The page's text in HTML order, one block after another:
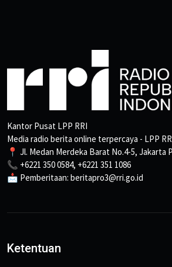
Kantor Pusat LPP RRI
Media radio berita online terpercaya - LPP
📍 Jl. Medan Merdeka Barat No.4-5, Jakarta
📞 +6221 350 0584, +6221 351 1086
📩 Pemberitaan: beritapro3@rri.go.id
Ketentuan